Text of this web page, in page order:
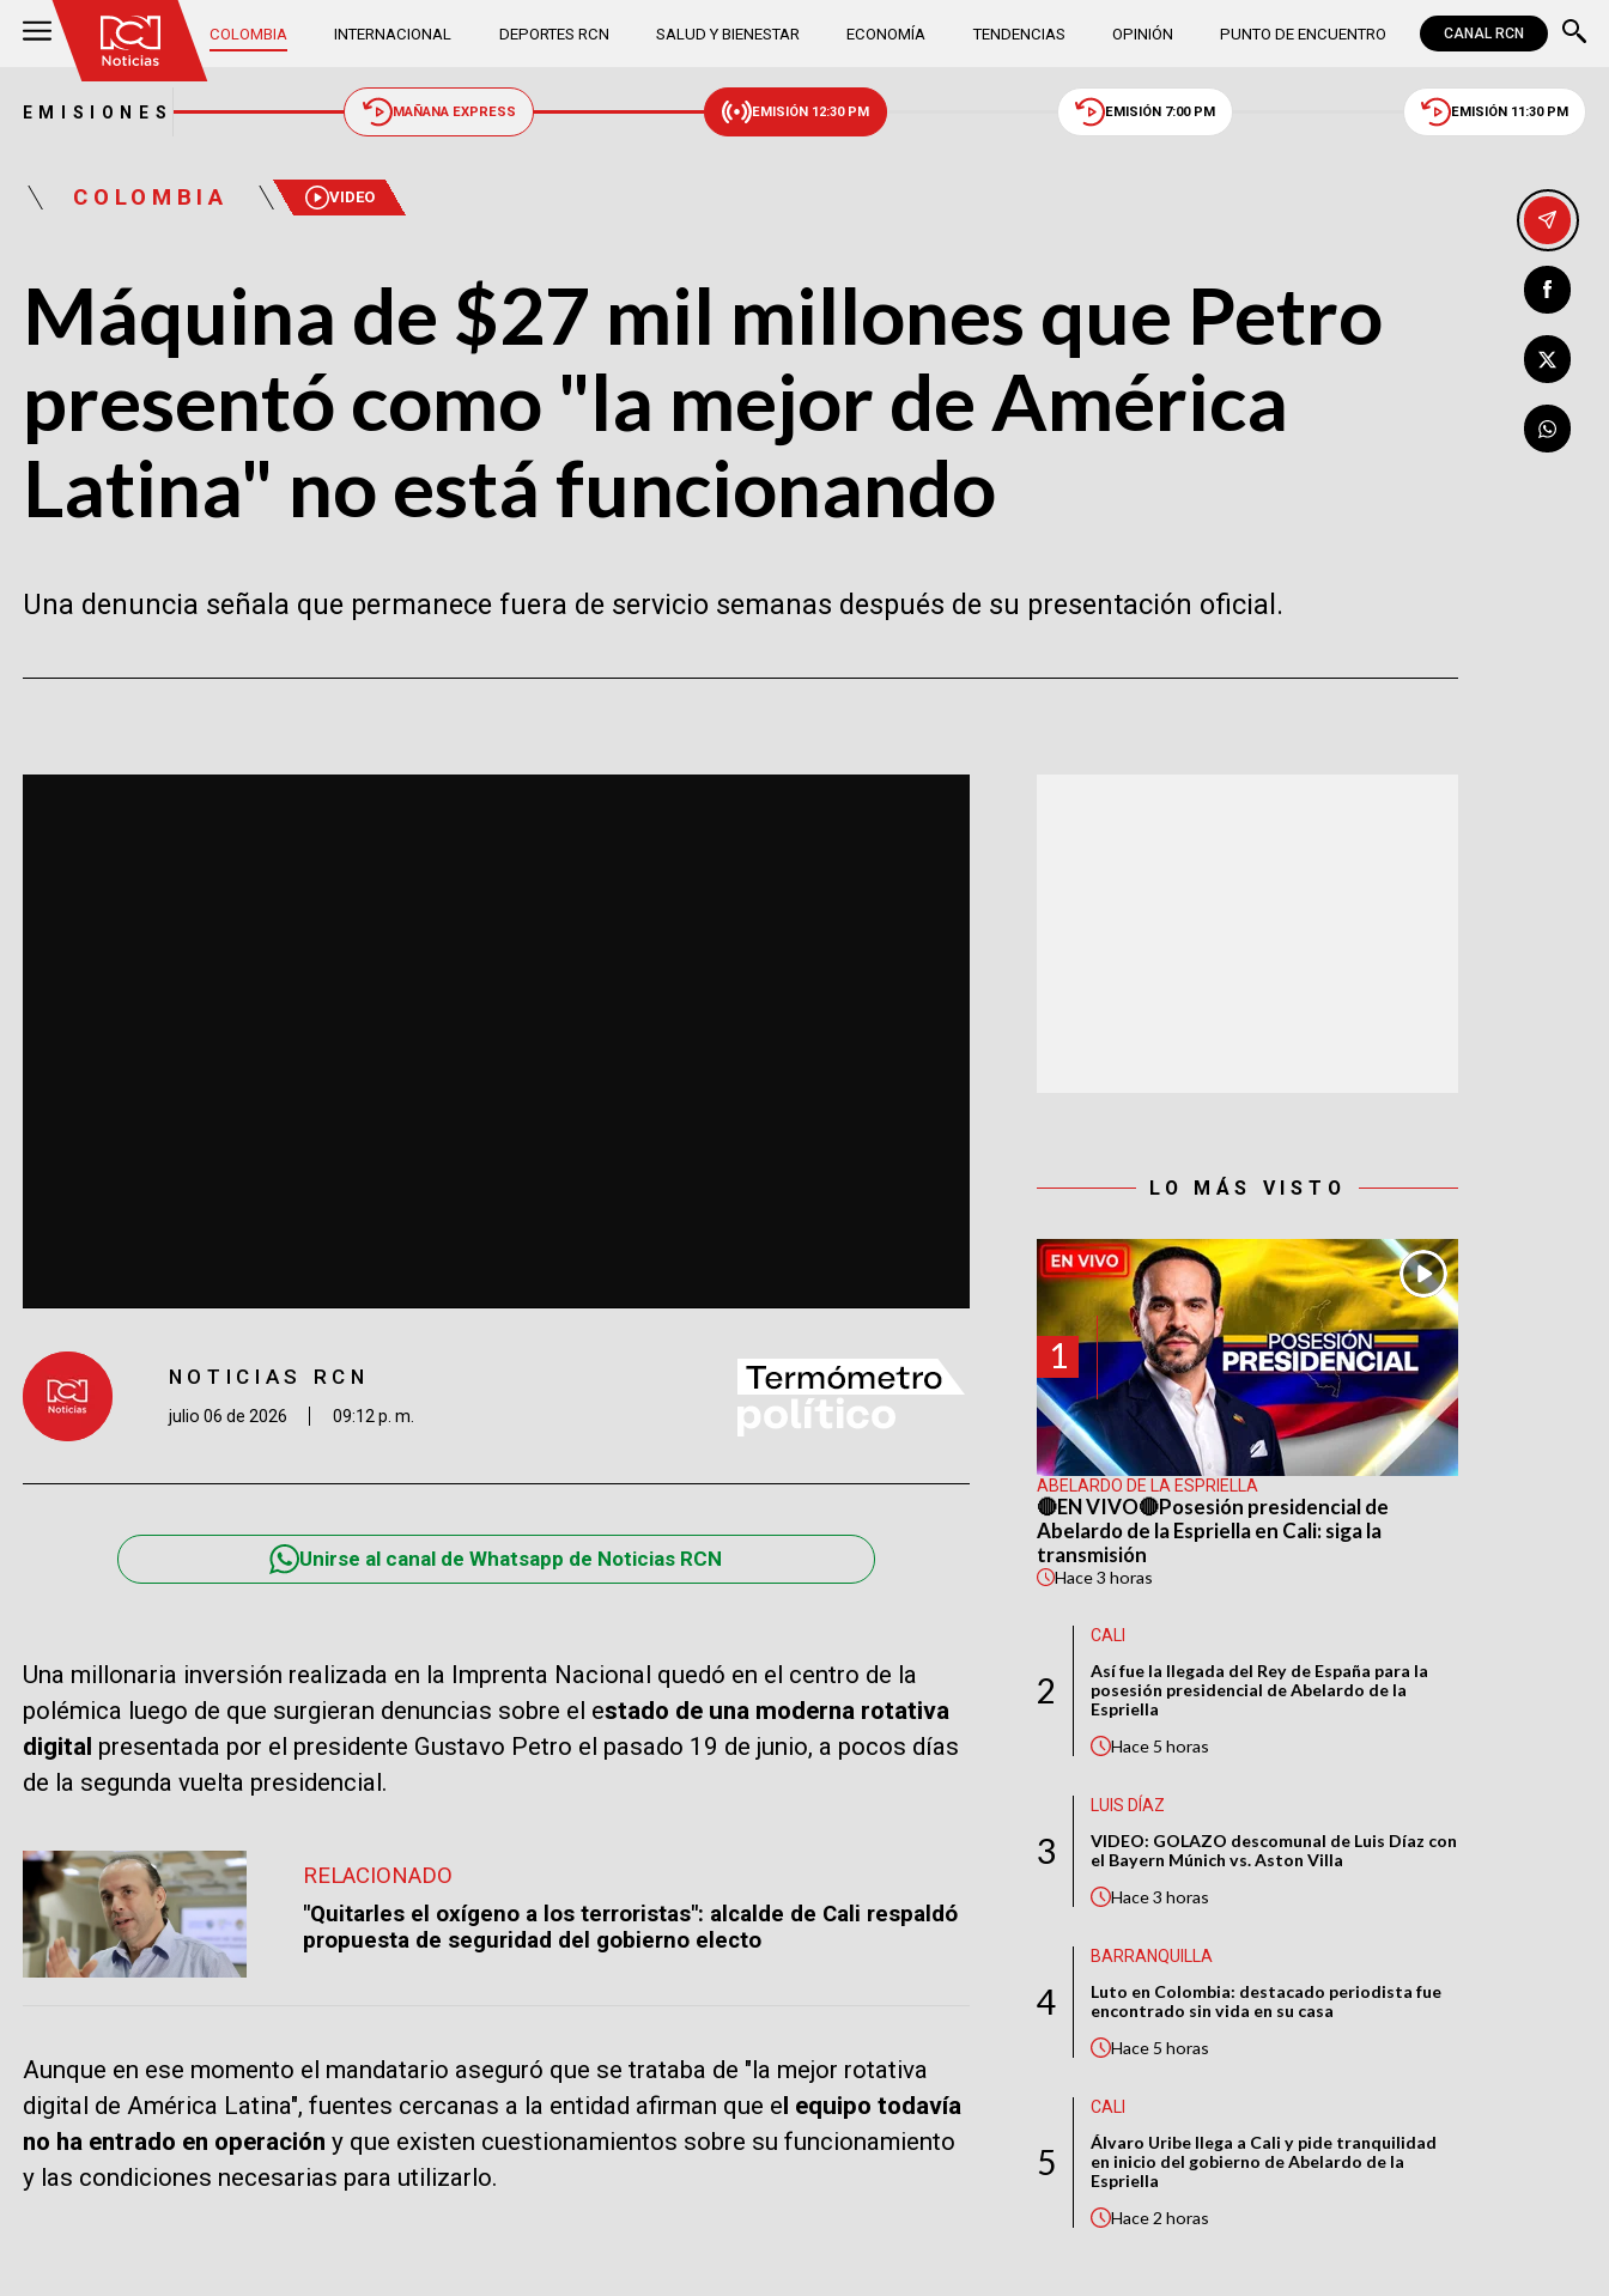
COLOMBIA INTERNACIONAL DEPORTES RCN SALUD Y BIENESTAR ECONOMÍA TENDENCIAS OPINIÓN PUNTO DE ENCUENTRO CANAL RCN
EMISIONES MAÑANA EXPRESS EMISIÓN 12:30 PM EMISIÓN 7:00 PM EMISIÓN 11:30 PM
COLOMBIA VIDEO
Máquina de $27 mil millones que Petro
presentó como "la mejor de América
Latina" no está funcionando
Una denuncia señala que permanece fuera de servicio semanas después de su presentación oficial.
NOTICIAS RCN
julio 06 de 2026 09:12 p. m.
Unirse al canal de Whatsapp de Noticias RCN
Una millonaria inversión realizada en la Imprenta Nacional quedó en el centro de la
polémica luego de que surgieran denuncias sobre el estado de una moderna rotativa
digital presentada por el presidente Gustavo Petro el pasado 19 de junio, a pocos días
de la segunda vuelta presidencial.
RELACIONADO
"Quitarles el oxígeno a los terroristas": alcalde de Cali respaldó
propuesta de seguridad del gobierno electo
Aunque en ese momento el mandatario aseguró que se trataba de "la mejor rotativa
digital de América Latina", fuentes cercanas a la entidad afirman que el equipo todavía
no ha entrado en operación y que existen cuestionamientos sobre su funcionamiento
y las condiciones necesarias para utilizarlo.
LO MÁS VISTO
1
ABELARDO DE LA ESPRIELLA
🔴EN VIVO🔴Posesión presidencial de
Abelardo de la Espriella en Cali: siga la
transmisión
Hace3 horas
2
CALI
Así fue la llegada del Rey de España para la
posesión presidencial de Abelardo de la
Espriella
Hace 5 horas
3
LUIS DÍAZ
VIDEO: GOLAZO descomunal de Luis Díaz con
el Bayern Múnich vs. Aston Villa
Hace3 horas
4
BARRANQUILLA
Luto en Colombia: destacado periodista fue
encontrado sin vida en su casa
Hace 5 horas
5
CALI
Álvaro Uribe llega a Cali y pide tranquilidad
en inicio del gobierno de Abelardo de la
Espriella
Hace2 horas